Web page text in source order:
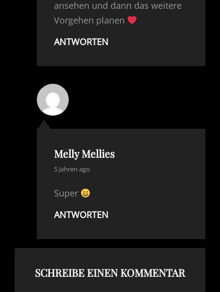
ansehen und dann das weitere
Vorgehen planen
ANTWORTEN
Melly Mellies
says:
5 Jahren ago
Super
ANTWORTEN
SCHREIBE EINEN KOMMENTAR